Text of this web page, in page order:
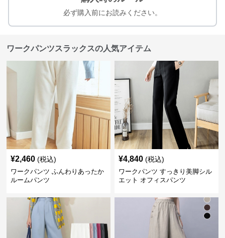
必ず購入前にお読みください。
ワークパンツスラックスの人気アイテム
¥2,460 (税込)
ワークパンツ ふんわりあったか
ルームパンツ
¥4,840 (税込)
ワークパンツ すっきり美脚シル
エット オフィスパンツ